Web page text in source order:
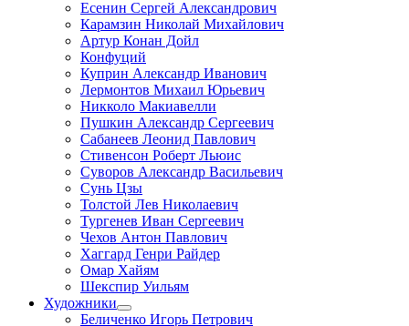
Есенин Сергей Александрович
Карамзин Николай Михайлович
Артур Конан Дойл
Конфуций
Куприн Александр Иванович
Лермонтов Михаил Юрьевич
Никколо Макиавелли
Пушкин Александр Сергеевич
Сабанеев Леонид Павлович
Стивенсон Роберт Льюис
Суворов Александр Васильевич
Сунь Цзы
Толстой Лев Николаевич
Тургенев Иван Сергеевич
Чехов Антон Павлович
Хаггард Генри Райдер
Омар Хайям
Шекспир Уильям
Художники
Беличенко Игорь Петрович